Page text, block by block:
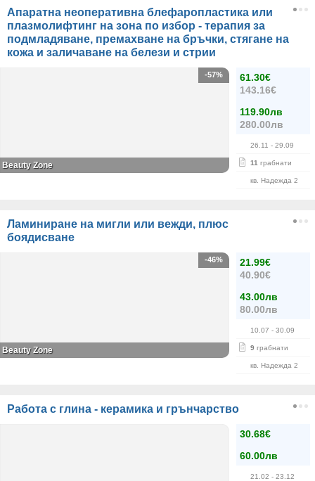
Апаратна неоперативна блефаропластика или
плазмолифтинг на зона по избор - терапия за
подмладяване, премахване на бръчки, стягане на
кожа и заличаване на белези и стрии
61.30€
143.16€
119.90лв
280.00лв
26.11 - 29.09
11 грабнати
кв. Надежда 2
-57%
Beauty Zone
Ламиниране на мигли или вежди, плюс
боядисване
21.99€
40.90€
43.00лв
80.00лв
10.07 - 30.09
9 грабнати
кв. Надежда 2
-46%
Beauty Zone
Работа с глина - керамика и грънчарство
30.68€
60.00лв
21.02 - 23.12